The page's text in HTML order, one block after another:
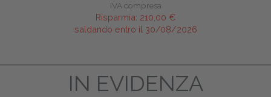
IVA compresa
Risparmia: 210,00 €
saldando entro il 30/08/2026
IN EVIDENZA